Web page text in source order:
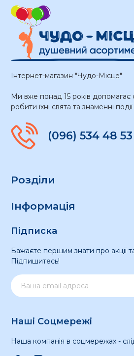
Інтернет-магазин "Чудо-Місце"
Ми вже понад 15 років допомагає
робити їхні свята та знаменні
(096) 534 48 53
Розділи
Інформація
Підписка
Бажаєте першим знати про акції
Підпишитесь!
Наші Соцмережі
Наша компанія в соцмережах -